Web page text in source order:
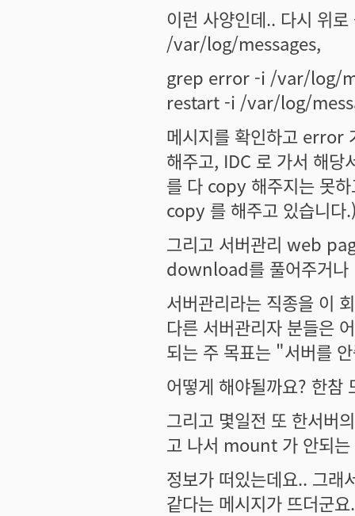
이런 사양인데.. 다시 위
/var/log/messages,
grep error -i /var/log/
restart -i /var/log/
메시지를 확인하고
해주고, IDC 로 가서 해
를 다 copy 해주지는 못
copy 를 해주고 있습니다
그리고 서버관리 web
download를 풀어주거나
서버관리라는 직종을 이
다른 서버관리자 분들은
되는 주 목표는 "서버를
어떻게 해야될까요? 한참
그리고 몇일전 또 한서
고 나서 mount 가 안되
정보가 떠있는데요.. 그
같다는 메시지가 뜨더군요.